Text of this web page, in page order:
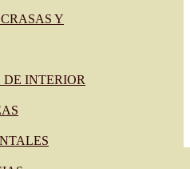
Y
INTERIOR